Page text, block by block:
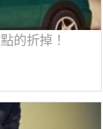
的折掉！